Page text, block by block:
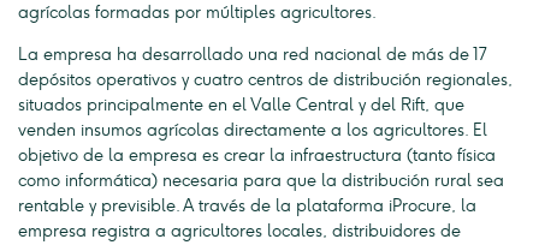
agrícolas formadas por múltiples agricultores.
La empresa ha desarrollado una red nacional de más de 17
depósitos operativos y cuatro centros de distribución regionales,
situados principalmente en el Valle Central y del Rift, que
venden insumos agrícolas directamente a los agricultores. El
objetivo de la empresa es crear la infraestructura (tanto física
como informática) necesaria para que la distribución rural sea
rentable y previsible. A través de la plataforma iProcure, la
empresa registra a agricultores locales, distribuidores de